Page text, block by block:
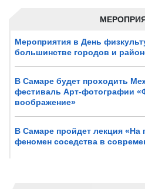
Мероприятия в День
большинстве городов и
В Самаре будет проходить
фестиваль Арт-фотографии
воображение»
В Самаре пройдет лекция «На
феномен соседства в